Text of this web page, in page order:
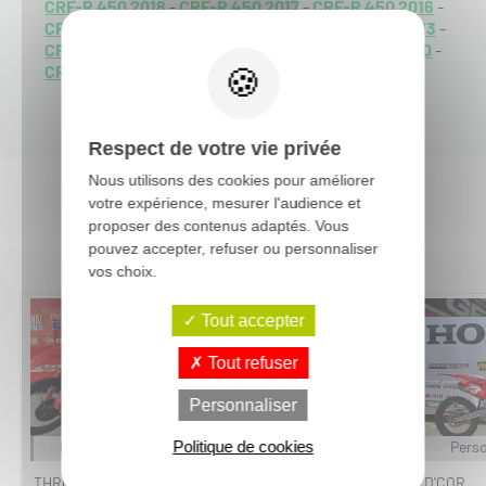
CRF-R 450 2018-CRF-R 450 2017-CRF-R 450 2016 -
CRF-R 450 2015
CRF-R 450 2013 -
CRF-R 450 2012
CRF-R 450 2010-
CRF-R 450 2009
Vous aimerez aussi :
Personnalisable
THROTTLE JOCKEY
D'COR
Respect de votre vie privée
Nous utilisons des cookies pour améliorer
votre expérience, mesurer l'audience et
proposer des contenus adaptés. Vous
pouvez accepter, refuser ou personnaliser
vos choix.
Tout accepter
Tout refuser
Personnaliser
Politique de cookies